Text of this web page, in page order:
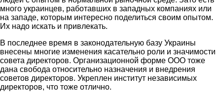
много украинцев, работавших в западных компаниях или
на западе, которым интересно поделиться своим опытом.
Их надо искать и привлекать.
В последнее время в законодательную базу Украины
внесены многие изменения касательно роли и значимости
совета директоров. Организационной форме ООО тоже
дана свобода относительно назначения и внедрения
советов директоров. Укреплен институт независимых
директоров, что тоже отлично.